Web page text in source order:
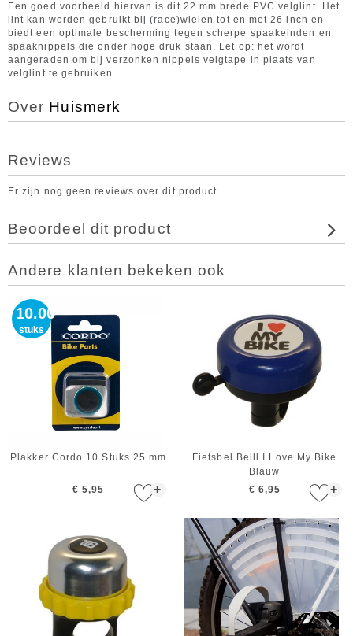
Een goed voorbeeld hiervan is dit 22 mm brede PVC velglint. Het
lint kan worden gebruikt bij (race)wielen tot en met 26 inch en
biedt een optimale bescherming tegen scherpe spaakeinden en
spaaknippels die onder hoge druk staan. Let op: het wordt
aangeraden om bij verzonken nippels velgtape in plaats van
velglint te gebruiken.
Over Huismerk
Reviews
Er zijn nog geen reviews over dit product
Beoordeel dit product
Andere klanten bekeken ook
+
10.00
stuks
Plakker Cordo 10 Stuks 25 mm
€ 5,95 +
Fietsbel Belll I Love My Bike
Blauw
€ 6,95